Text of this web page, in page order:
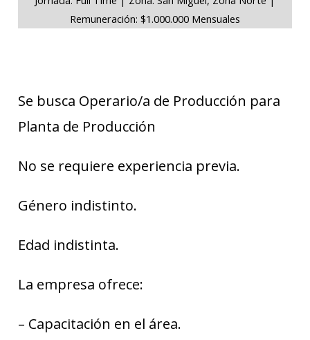
Remuneración: $1.000.000 Mensuales
Se busca Operario/a de Producción para
Planta de Producción
No se requiere experiencia previa.
Género indistinto.
Edad indistinta.
La empresa ofrece:
– Capacitación en el área.